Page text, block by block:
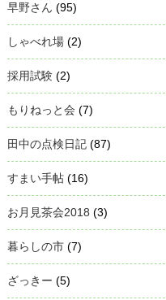
早野さん (95)
しゃべれ場 (2)
採用試験 (2)
もりねっと会 (7)
田中の点検日記 (87)
すまい手帖 (16)
お月見茶会2018 (3)
暮らしの市 (7)
ざっきー (5)